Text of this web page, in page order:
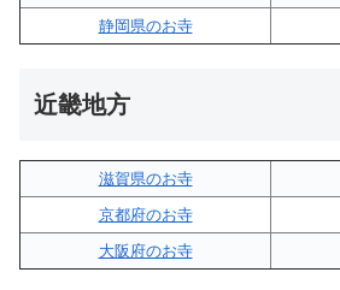
静岡県のお寺
近畿地方
滋賀県のお寺
京都府のお寺
大阪府のお寺